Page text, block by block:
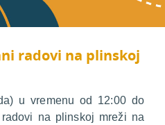
radovi na plinskoj
u vremenu od 12:00 do
na plinskoj mreži na